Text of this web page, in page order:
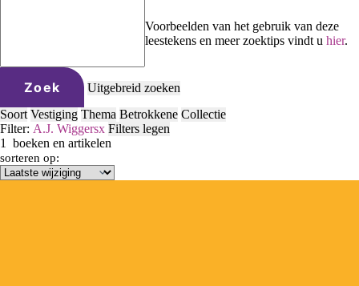
Voorbeelden van het gebruik van deze
leestekens en meer zoektips vindt u hier.
Zoek
Uitgebreid zoeken
Soort Vestiging Thema Betrokkene Collectie
Filter: A.J. Wiggersx Filters legen
1
boeken en artikelen
sorteren op: